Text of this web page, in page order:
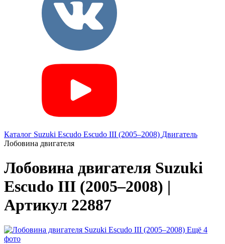
Каталог Suzuki Escudo Escudo III (2005–2008) Двигатель
Лобовина двигателя
Лобовина двигателя Suzuki
Escudo III (2005–2008) |
Артикул 22887
Ещё 4
фото